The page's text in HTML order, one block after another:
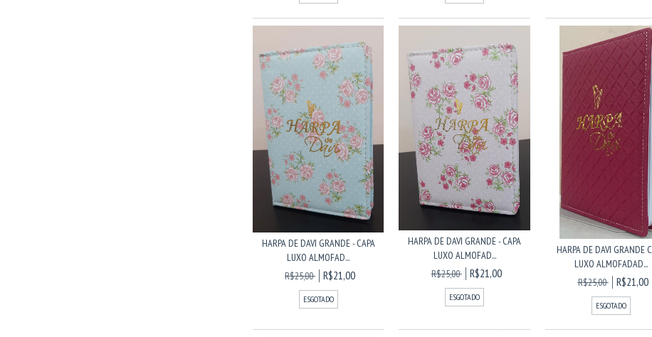
HARPA DE DAVI GRANDE - CAPA
LUXO ALMOFAD...
R$25,00
R$21,00
ESGOTADO
HARPA DE DAVI GRANDE - CAPA
LUXO ALMOFAD...
R$25,00
R$21,00
ESGOTADO
HARPA DE DAVI GRANDE
LUXO ALMOFADAD...
R$25,00
R$21,00
ESGOTADO